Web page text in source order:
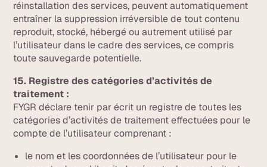
réinstallation des services, peuvent automatiquement
entraîner la suppression irréversible de tout contenu
reproduit, stocké, hébergé ou autrement utilisé par
l’utilisateur dans le cadre des services, ce compris
toute sauvegarde potentielle.
15. Registre des catégories d’activités de
traitement :
FYGR déclare tenir par écrit un registre de toutes les
catégories d’activités de traitement effectuées pour le
compte de l’utilisateur comprenant :
le nom et les coordonnées de l’utilisateur pour le